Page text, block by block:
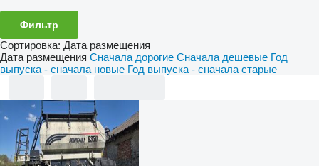
Фильтр
Сортировка: Дата размещения
Дата размещения Сначала дорогие Сначала дешевые Год
выпуска - сначала новые Год выпуска - сначала старые